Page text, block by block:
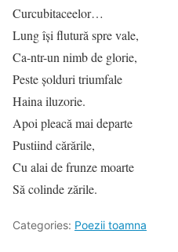
Curcubitaceelor…
Lung îşi flutură spre vale,
Ca-ntr-un nimb de glorie,
Peste şolduri triumfale
Haina iluzorie.
Apoi pleacă mai departe
Pustiind cărările,
Cu alai de frunze moarte
Să colinde zările.
Categories: Poezii toamna